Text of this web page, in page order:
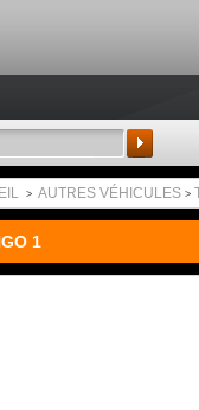
> AUTRES VÉHICULES >
1